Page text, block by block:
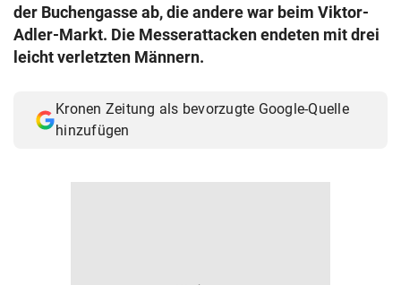
Muthgasse 2, 1190 Wien
der Buchengasse ab, die andere war beim Viktor-
Adler-Markt. Die Messerattacken endeten mit drei
leicht verletzten Männern.
Kronen Zeitung als bevorzugte Google-Quelle
hinzufügen